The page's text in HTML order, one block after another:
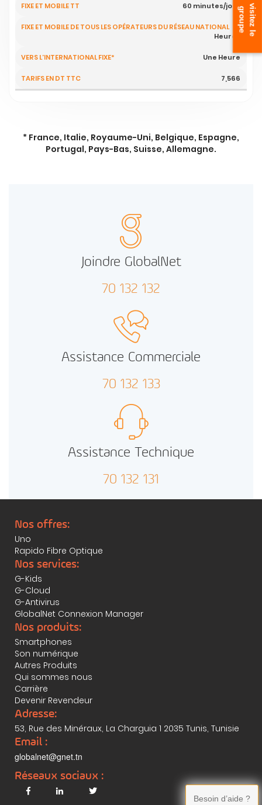
v
i s
i
t
e
z
l
e
g r
o
u
p
e
60 minutes/jour
3
Heures
Une Heure
7,566
* France, Italie, Royaume-Uni, Belgique, Espagne,
Portugal, Pays-Bas, Suisse, Allemagne.
Joindre GlobalNet
70 132 132
Assistance Commerciale
70 132 133
Assistance Technique
70 132 131
Nos offres:
Uno
Rapido Fibre Optique
Nos services:
G-Kids
G-Cloud
G-Antivirus
GlobalNet Connexion Manager
Nos produits:
Smartphones
Son numérique
Autres Produits
Qui sommes nous
Carrière
Devenir Revendeur
Adresse:
53, Rue des Minéraux, La Charguia 1 2035 Tunis, Tunisie
Email :
globalnet@gnet.tn
Réseaux sociaux :
Besoin d’aide ?